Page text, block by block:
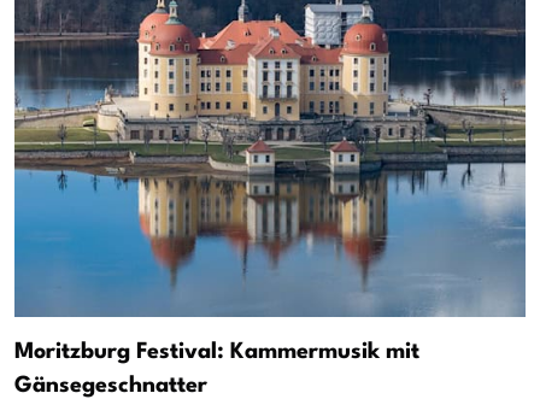
Moritzburg Festival: Kammermusik mit
Gänsegeschnatter